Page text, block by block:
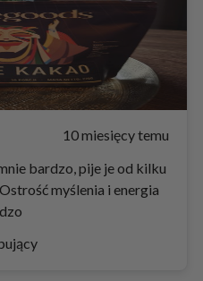
10 miesięcy temu
bardzo, pije je od kilku
myślenia i energia